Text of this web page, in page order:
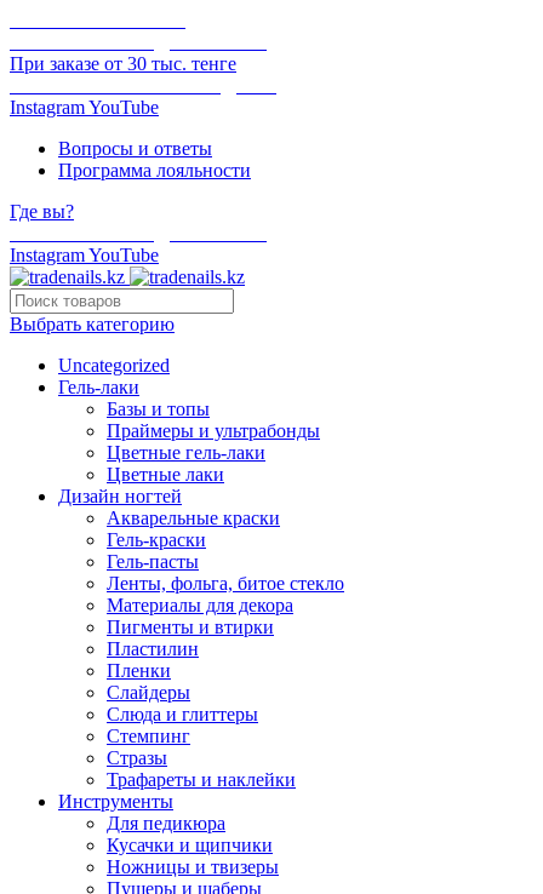
При заказе от 30 тыс. тенге
InstagramYouTube
Вопросы и ответы
Программа лояльности
Где вы?
InstagramYouTube
Выбрать категорию
Uncategorized
Гель-лаки
Базы и топы
Праймеры и ультрабонды
Цветные гель-лаки
Цветные лаки
Дизайн ногтей
Акварельные краски
Гель-краски
Гель-пасты
Ленты, фольга, битое стекло
Материалы для декора
Пигменты и втирки
Пластилин
Пленки
Слайдеры
Слюда и глиттеры
Стемпинг
Стразы
Трафареты и наклейки
Инструменты
Для педикюра
Кусачки и щипчики
Ножницы и твизеры
Пушеры и шаберы